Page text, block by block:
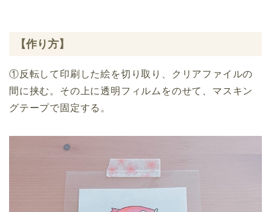
【作り方】
①反転して印刷した絵を切り取り、クリアファイルの
間に挟む。その上に透明フィルムをのせて、マスキン
グテープで固定する。